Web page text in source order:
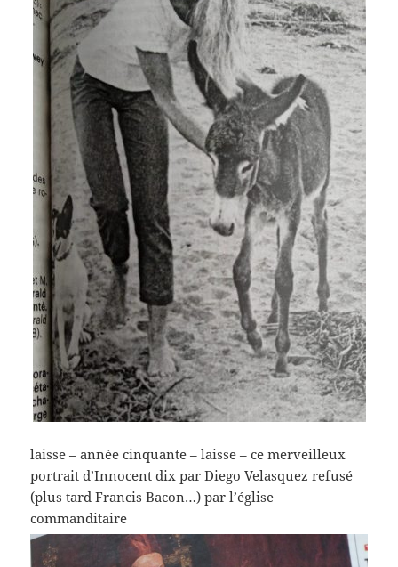
laisse – année cinquante – laisse – ce merveilleux
portrait d’Innocent dix par Diego Velasquez refusé
(plus tard Francis Bacon…) par l’église
commanditaire